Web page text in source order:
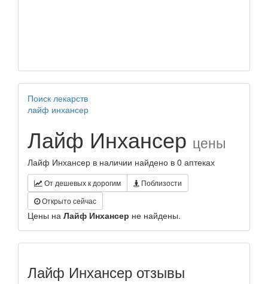
Поиск лекарств
лайф инхансер
Лайф Инхансер цены
Лайф Инхансер в наличии найдено в 0 аптеках
От дешевых к дорогим
Поблизости
Открыто сейчас
Цены на Лайф Инхансер не найдены.
Лайф Инхансер отзывы